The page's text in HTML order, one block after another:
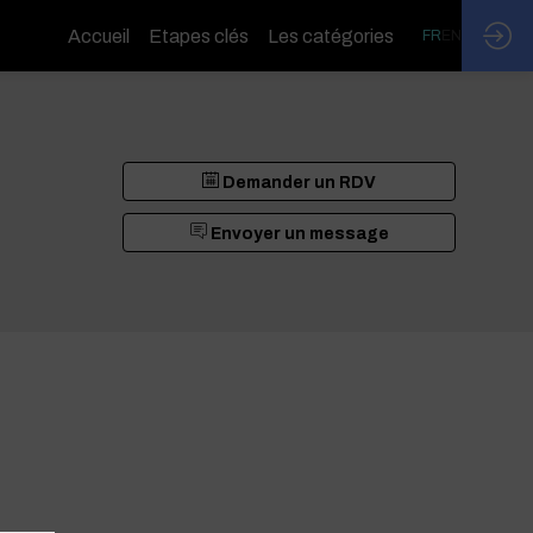
Accueil Etapes clés Les catégories FR
Demander un RDV
Envoyer un message